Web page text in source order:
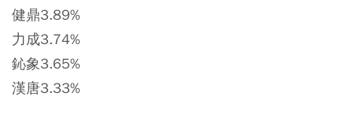
健鼎3.89%
力成3.74%
鈊象3.65%
漢唐3.33%